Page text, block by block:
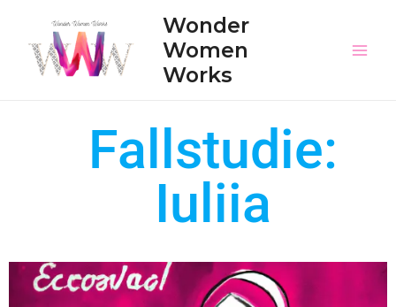
Wonder
Women
Works
Fallstudie:
Iuliia